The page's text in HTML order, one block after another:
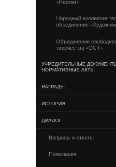
Народный коллектив
объединение
Объединение
творчества «ОСТ»
УЧРЕДИТЕЛЬНЫЕ
НОРМАТИВНЫЕ АКТЫ
НАГРАДЫ
ИСТОРИЯ
ДИАЛОГ
Вопросы и ответы
Пожелания